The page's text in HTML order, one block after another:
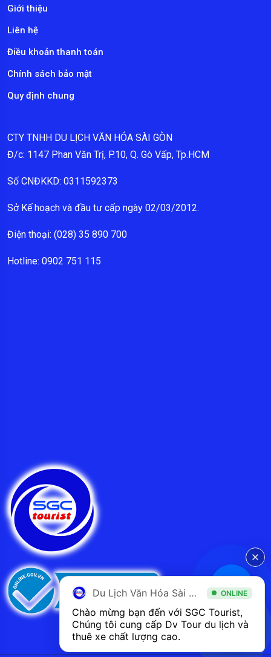
Giới thiệu
Liên hệ
Điều khoản thanh toán
Chính sách bảo mật
Quy định chung
CTY TNHH DU LỊCH VĂN HÓA SÀI GÒN
Đ/c: 1147 Phan Văn Trị, P.10, Q. Gò Vấp, Tp.HCM
Số CNĐKKD: 0311592373
Sở Kế hoạch và đầu tư cấp ngày 02/03/2012.
Điện thoại: (028) 35 890 700
Hotline: 0902 751 115
Du Lịch Văn Hóa Sài Gòn ONLINE
Chào mừng bạn đến với SGC Tourist,
Chúng tôi cung cấp Dv Tour du lịch và
thuê xe chất lượng cao.